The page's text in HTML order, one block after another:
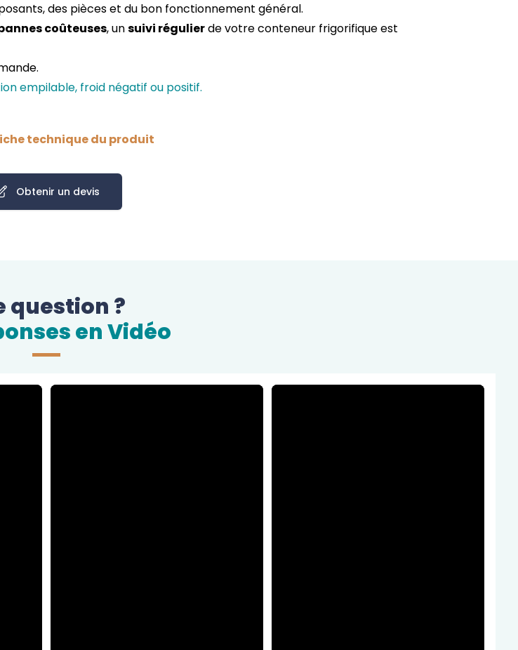
des pièces et du bon fonctionnement général.
coûteuses, unsuivi régulierde votre conteneur frigorifique est
empilable, froid négatif ou positif.
technique du produit
Obtenir un devis
question ?
en Vidéo